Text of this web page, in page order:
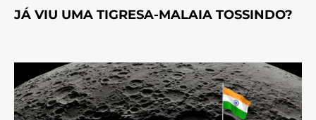
JÁ VIU UMA TIGRESA-MALAIA TOSSINDO?